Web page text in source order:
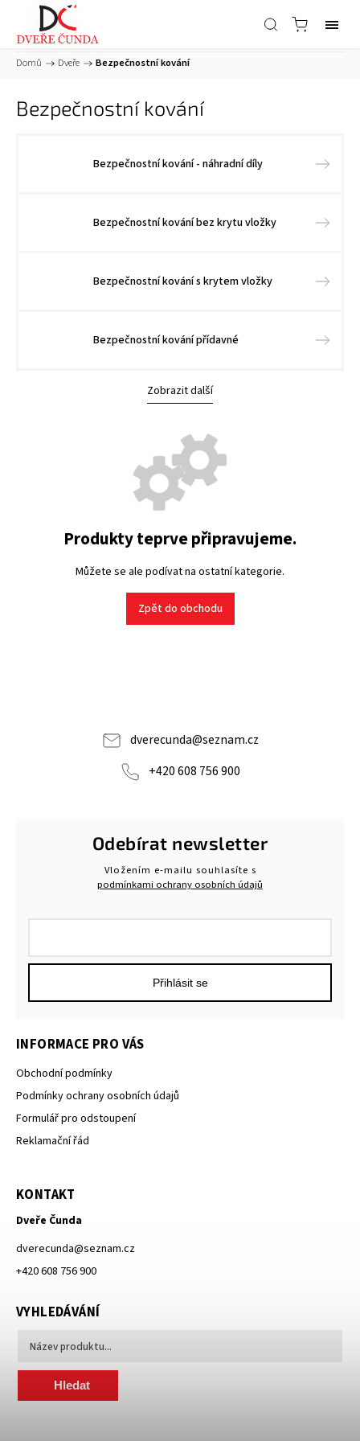
Domů / Dveře / Bezpečnostní kování
Bezpečnostní kování
Bezpečnostní kování - náhradní díly
Bezpečnostní kování bez krytu vložky
Bezpečnostní kování s krytem vložky
Bezpečnostní kování přídavné
Zobrazit další
Produkty teprve připravujeme.
Můžete se ale podívat na ostatní kategorie.
Zpět do obchodu
dverecunda@seznam.cz
+420 608 756 900
Odebírat newsletter
Vložením e-mailu souhlasíte s
podmínkami ochrany osobních údajů
Přihlásit se
INFORMACE PRO VÁS
Obchodní podmínky
Podmínky ochrany osobních údajů
Formulář pro odstoupení
Reklamační řád
KONTAKT
Dveře Čunda
dverecunda@seznam.cz
+420 608 756 900
VYHLEDÁVÁNÍ
Hledat